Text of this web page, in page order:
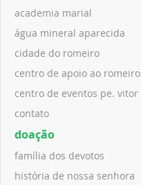
academia marial
água mineral aparecida
cidade do romeiro
centro de apoio ao romeiro
centro de eventos pe. vitor
contato
doação
família dos devotos
história de nossa senhora